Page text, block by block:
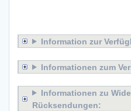
Information zur
Informationen zum
Informationen zu
Rücksendungen: